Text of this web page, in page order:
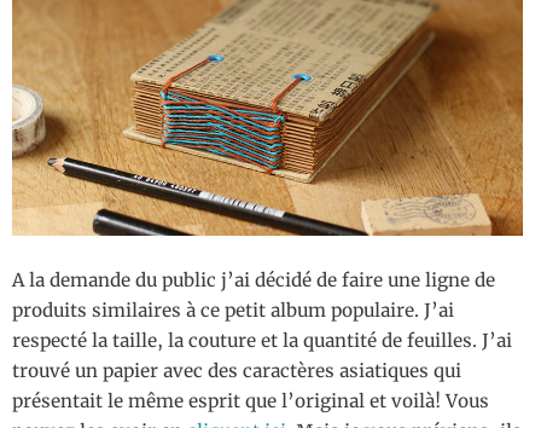
A la demande du public j’ai décidé de faire une ligne de
produits similaires à ce petit album populaire. J’ai
respecté la taille, la couture et la quantité de feuilles. J’ai
trouvé un papier avec des caractères asiatiques qui
présentait le même esprit que l’original et voilà! Vous